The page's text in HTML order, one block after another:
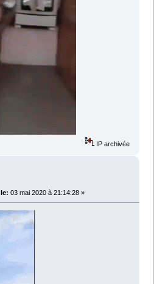
IP archivée
03 mai 2020 à 21:14:28 »